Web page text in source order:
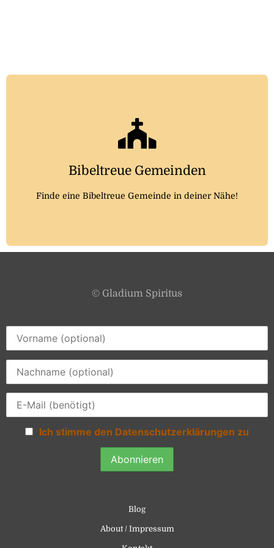
Bibeltreue Gemeinden
Finde eine Bibeltreue Gemeinde in deiner Nähe!
Noch heute finden!
Auf der Website bibeltreue-gemeinden.de kannst du
Hier klicken
© Gladium Spiritus
Ich stimme den Datenschutzerklärungen zu
Blog
About / Impressum